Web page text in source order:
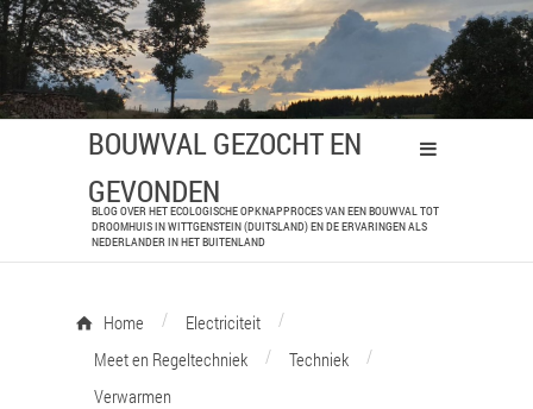
BOUWVAL GEZOCHT EN
GEVONDEN
BLOG OVER HET ECOLOGISCHE OPKNAPPROCES VAN EEN BOUWVAL TOT
DROOMHUIS IN WITTGENSTEIN (DUITSLAND) EN DE ERVARINGEN ALS
NEDERLANDER IN HET BUITENLAND
Home / Electriciteit
/
Meet en Regeltechniek
/ Techniek
/
Verwarmen